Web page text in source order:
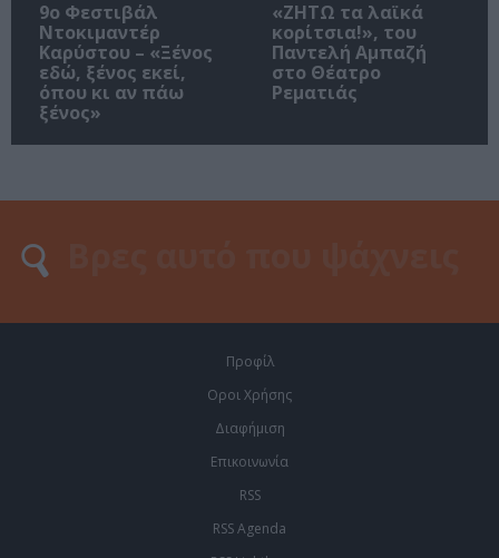
9ο Φεστιβάλ
Ντοκιμαντέρ
Καρύστου – «Ξένος
εδώ, ξένος εκεί,
όπου κι αν πάω
ξένος»
«ΖΗΤΩ τα λαϊκά
κορίτσια!», του
Παντελή Αμπαζή
στο Θέατρο
Ρεματιάς
Προφίλ
Οροι Χρήσης
Διαφήμιση
Επικοινωνία
RSS
RSS Agenda